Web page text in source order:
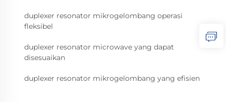
duplexer resonator mikrogelombang operasi
fleksibel
duplexer resonator microwave yang dapat
disesuaikan
duplexer resonator mikrogelombang yang efisien